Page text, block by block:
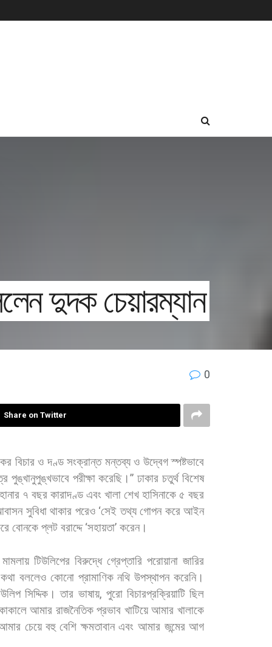
দুদক চেয়ারম্যান
0
Share on Twitter
বিচার ও দণ্ড সংক্রান্ত মন্তব্য ও উদ্বেগ স্পষ্টভাবে
পুঙ্খানুপুঙ্খভাবে পরীক্ষা করেছি।”ঢাকার চতুর্থ বিশেষ
৭ বছর কারাদণ্ড এবং খালা শেখ হাসিনাকে ৫ বছর
সুবিধা থাকার পরেও‘সেই তথ্য গোপন করে আইন
বোনকে প্লট বরাদ্দে‘সহায়তা’ করেন।
মামলায় টিউলিপের বিরুদ্ধে গ্রেপ্তারি পরোয়ানা জারির
কথা বললেও কোনো প্রামাণিক নথি উপস্থাপন করেনি।
সিদ্দিক। তার ভাষায়, পুরো বিচারপ্রক্রিয়াটি ছিল
আমার রাজনৈতিক প্রভাব খাটিয়ে আমার খালাকে
চেয়ে বহু বেশি ক্ষমতাবান এবং আমার জন্মের আগ